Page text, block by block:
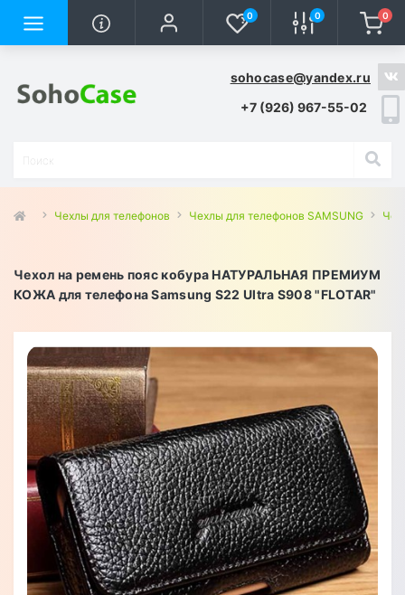
0 0 0
sohocase@yandex.ru
+7 (926) 967-55-02
Чехлы для телефонов Чехлы для телефонов SAMSUNG
Чехол на ремень пояс кобура НАТУРАЛЬНАЯ ПРЕМИУМ
КОЖА для телефона Samsung S22 Ultra S908 "FLOTAR"